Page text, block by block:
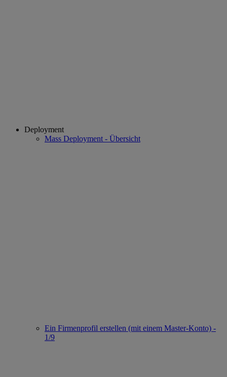
Deployment
Mass Deployment - Übersicht
Ein Firmenprofil erstellen (mit einem Master-Konto) -
1/9